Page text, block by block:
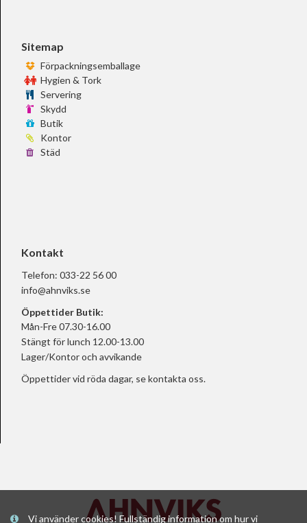
Vi använder cookies! Fullständig information om hur vi
Sitemap
Förpackningsemballage
Hygien & Tork
Servering
Skydd
Butik
Kontor
Städ
Kontakt
Telefon: 033-22 56 00
info@ahnviks.se
Öppettider Butik:
Mån-Fre 07.30-16.00
Stängt för lunch 12.00-13.00
Lager/Kontor och avvikande
Öppettider vid röda dagar, sekontakta oss.